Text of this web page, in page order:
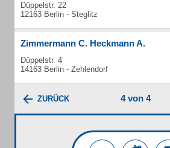
Düppelstr. 22
12163 Berlin - Steglitz
Zimmermann C. Heckmann A.
Düppelstr. 4
14163 Berlin - Zehlendorf
ZURÜCK 4 von 4